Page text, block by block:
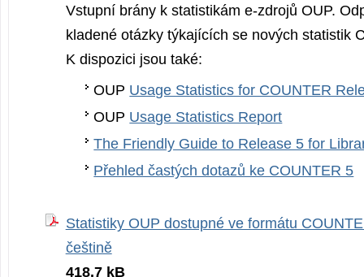
Vstupní brány k statistikám e-zdrojů OUP.
kladené otázky týkajících se nových statistik
K dispozici jsou také:
OUP Usage Statistics for COUNTER
OUP Usage Statistics Report
The Friendly Guide to Release 5 for
Přehled častých dotazů ke COUNTER 5
Statistiky OUP dostupné ve formátu
češtině
418.7 kB